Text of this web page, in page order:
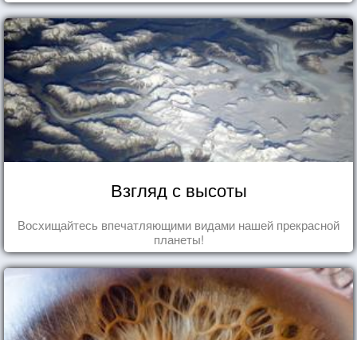
Взгляд с высоты
Восхищайтесь впечатляющими видами нашей прекрасной
планеты!